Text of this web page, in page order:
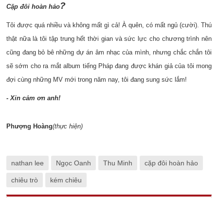
Cặp đôi hoàn hảo?
Tôi được quá nhiều và không mất gì cả! À quên, có mất ngủ (cười). Thú
thật nữa là tôi tập trung hết thời gian và sức lực cho chương trình nên
cũng đang bỏ bê những dự án âm nhạc của mình, nhưng chắc chắn tôi
sẽ sớm cho ra mắt album tiếng Pháp đang được khán giả của tôi mong
đợi cùng những MV mới trong năm nay, tôi đang sung sức lắm!
- Xin cảm ơn anh!
Phượng Hoàng(thực hiện)
nathan lee Ngọc Oanh Thu Minh cặp đôi hoàn hảo
chiêu trò kém chiêu